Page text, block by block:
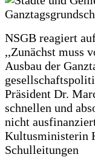
NSGB reagiert
,,Zunächst muss
Ausbau der
Präsident Dr.
schnellen und
nicht
Kultusministerin
Schulleitungen